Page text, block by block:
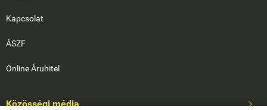
Kapcsolat
ÁSZF
Online Áruhitel
Közösségi média 